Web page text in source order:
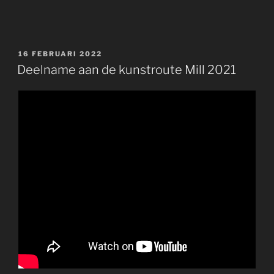
GEPLAATST
OP
16 FEBRUARI 2022
Deelname aan de kunstroute Mill 2021